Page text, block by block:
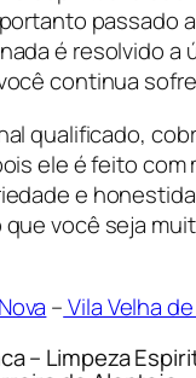
passado
é resolvido a
continua
qualificado,
ele é feito com
e
você seja
–Vila Velha
– Limpeza